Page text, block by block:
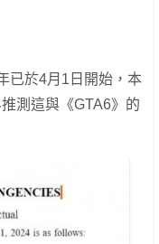
已於4月1日開始，本
測這與《GTA6》的